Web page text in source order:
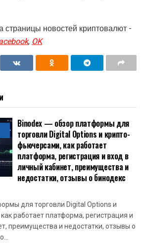
страницы новостей криптовалют -
,OK
Binodex — обзор платформы для
торговли Digital Options и крипто-
фьючерсами, как работает
платформа, регистрация и вход в
личный кабинет, преимущества и
недостатки, отзывы о бинодекс
для торговли Digital Options и
работает платформа, регистрация и
преимущества и недостатки, отзывы о